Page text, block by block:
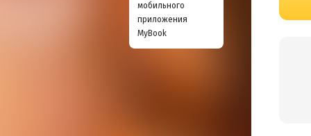
мобильного
приложения
MyBook